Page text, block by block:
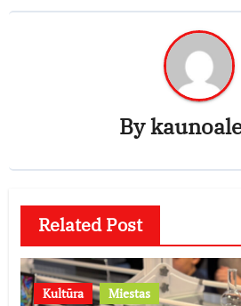
By
Related Post
Kultūra Miestas